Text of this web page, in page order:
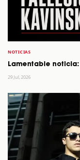
NOTICIAS
Lamentable noticia:
29 Jul, 2026